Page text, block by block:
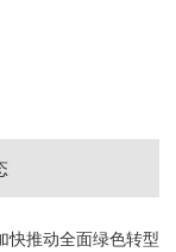
快推动全面绿色转型